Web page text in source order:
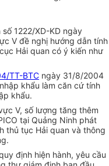
1222/XD-KD ngày
V đề nghị hướng dẫn tính
Hải quan có ý kiến như
TT-BTC ngày 31/8/2004
khẩu làm căn cứ tính
khẩu.
V, số lượng tăng thêm
tại Quảng Ninh phát
thủ tục Hải quan và thông
định hiện hành, yêu cầu